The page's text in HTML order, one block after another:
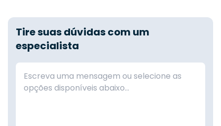
Tire suas dúvidas com um
especialista